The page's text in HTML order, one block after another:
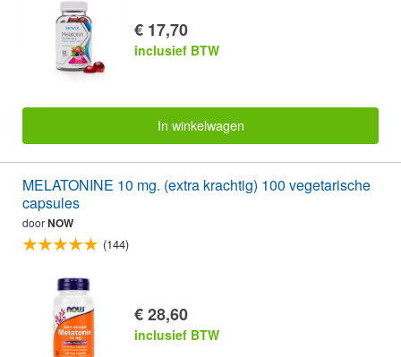
€ 17,70
inclusief BTW
In winkelwagen
MELATONINE 10 mg. (extra krachtig) 100 vegetarische
capsules
doorNOW
(144)
€ 28,60
inclusief BTW